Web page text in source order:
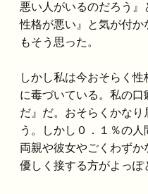
悪い人がいるのだろう
性格が悪い』と気が付か
もそう思った。
しかし私は今おそらく
に毒づいている。私の口
だ』だ。おそらくかな
う。しかし０．１％の人
両親や彼女やごくわず
優しく接する方がよっぽ